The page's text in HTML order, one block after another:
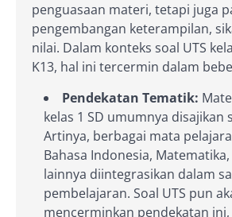
penguasaan materi, tetapi juga
pengembangan keterampilan,
nilai. Dalam konteks soal UTS
K13, hal ini tercermin dalam
Pendekatan Tematik:
kelas 1 SD umumnya disajikan
Artinya, berbagai mata
Bahasa Indonesia, Matematika,
lainnya diintegrasikan dalam
pembelajaran. Soal UTS pun
mencerminkan pendekatan